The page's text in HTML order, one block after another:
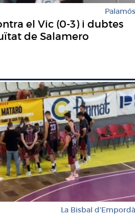
Palamós
el Vic (0-3) i dubtes
de Salamero
La Bisbal d'Empordà